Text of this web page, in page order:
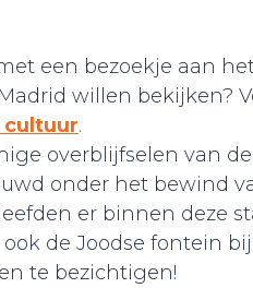
een bezoekje aan
willen bekijken?
cultuur.
overblijfselen van de
onder het bewind
er binnen deze
de Joodse fontein
te bezichtigen!